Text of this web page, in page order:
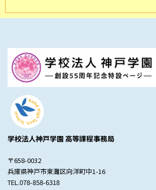
学校法人神戸学園 高等課程事務局
〒658-0032
兵庫県神戸市東灘区向洋町中1-16
TEL.078-858-6318